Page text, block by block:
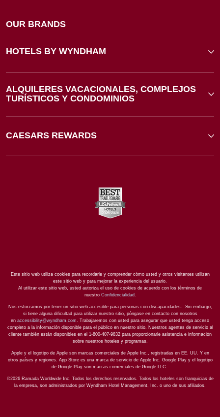
OUR BRANDS
HOTELS BY WYNDHAM
ALQUILERES VACACIONALES, COMPLEJOS
TURÍSTICOS Y CONDOMINIOS
CAESARS REWARDS
Este sitio web utiliza cookies para recordarle y comprender cómo usted y otros visitantes utilizan
este sitio web y para mejorar la experiencia del usuario.
Al utilizar este sitio web, usted autoriza el uso de cookies de acuerdo con los términos de
nuestro Confidencialidad.
Nos esforzamos por tener un sitio web accesible para personas con discapacidades. Sin embargo,
si tiene alguna dificultad para utilizar nuestro sitio, póngase en contacto con nosotros
en accessibility@wyndham.com. Trabajaremos con usted para asegurar que usted tenga acceso
completo a la información disponible para el público en nuestro sitio. Nuestros agentes de servicio al
cliente también están disponibles en el 1-800-407-9832 para proporcionarle asistencia e información
sobre nuestros hoteles y programas.
Apple y el logotipo de Apple son marcas comerciales de Apple Inc., registradas en EE. UU. Y en
otros países y regiones. App Store es una marca de servicio de Apple Inc. Google Play y el logotipo
de Google Play son marcas comerciales de Google LLC.
©2026 Ramada Worldwide Inc. Todos los derechos reservados. Todos los hoteles son franquicias de
la empresa, son administrados por Wyndham Hotel Management, Inc. o uno de sus afiliados.